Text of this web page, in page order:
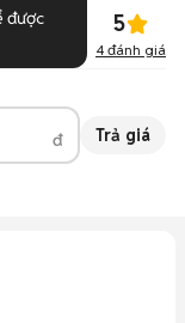
5
4 đánh giá
đ Trả giá
được